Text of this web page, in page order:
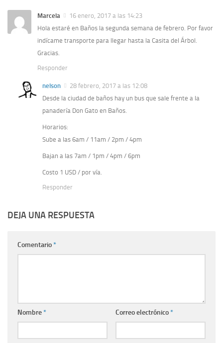
Marcela
16 enero, 2017 a las 14:23
Hola estaré en Baños la segunda semana de febrero. Por favor
indícame transporte para llegar hasta la Casita del Árbol.
Gracias.
Responder
nelson
28 febrero, 2017 a las 12:08
Desde la ciudad de baños hay un bus que sale frente a la
panadería Don Gato en Baños.
Horarios:
Sube a las 6am / 11am / 2pm / 4pm
Bajan a las 7am / 1pm / 4pm / 6pm
Costo 1 USD / por vía.
Responder
DEJA UNA RESPUESTA
Comentario*
Nombre* Correo electrónico*